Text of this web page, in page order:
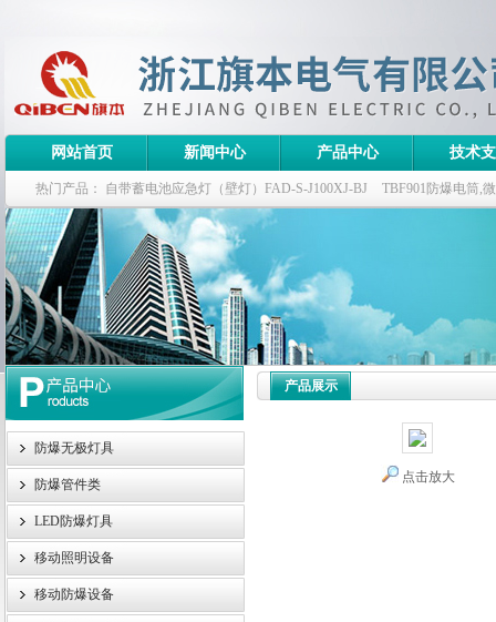
浙江旗本电气有限公司
网站首页 新闻中心 产品中心 技术
热门产品： 自带蓄电池应急灯（壁灯）FAD-S-J100XJ-BJ TBF901防爆电筒,
栏式无极灯 G9960-W120W长寿无极工厂灯,三防无极灯
防爆泛光灯
防爆无极灯具
防爆管件类
LED防爆灯具
移动照明设备
移动防爆设备
产品展示
点击放大